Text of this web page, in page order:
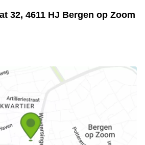
32, 4611 HJ Bergen op Zoom